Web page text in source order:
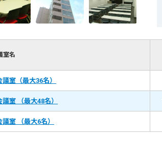
室名
議室（最大36名）
議室 （最大48名）
議室 （最大6名）